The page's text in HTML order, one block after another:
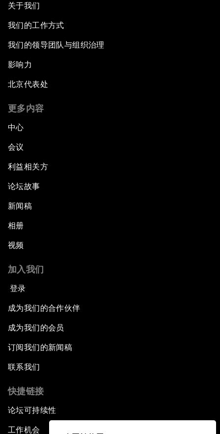
关于我们
我们的工作方式
我们的领导团队与组织治理
影响力
北京代表处
更多内容
中心
会议
利益相关方
论坛故事
新闻稿
相册
视频
加入我们
登录
成为我们的合作伙伴
成为我们的会员
订阅我们的新闻稿
联系我们
快捷链接
论坛可持续性
工作机会